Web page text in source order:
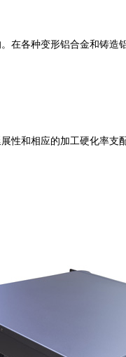
在各种变形铝合金和铸
性和相应的加工硬化率支